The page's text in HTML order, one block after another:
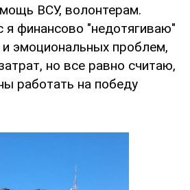
ВСУ, волонтерам.
я финансово "недотягиваю"
и эмоциональных проблем,
но все равно считаю,
работать на победу